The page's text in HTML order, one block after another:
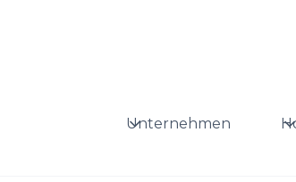
Unternehmen